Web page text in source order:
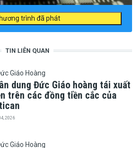
trình đã phát
TIN LIÊN QUAN
Giáo Hoàng
dung Đức Giáo hoàng tái xuất
trên các đồng tiền cắc của
2026
Giáo Hoàng